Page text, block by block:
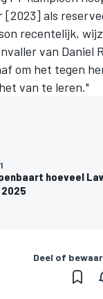
[2023] als
recentelijk,
van Daniel
om het tegen
van te leren."
hoeveel
Deel of